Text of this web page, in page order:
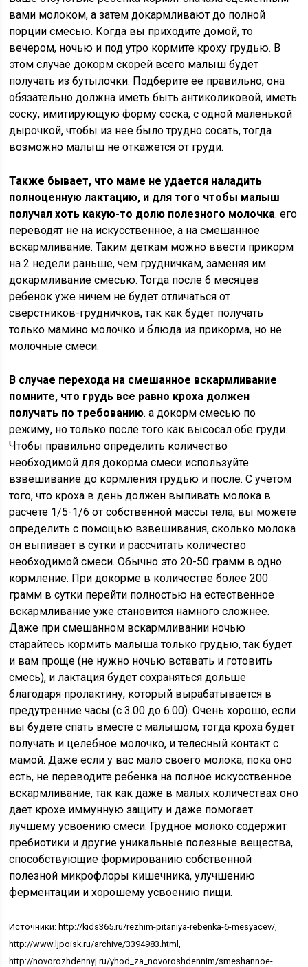
вами молоком, а затем докармливают до полной
порции смесью. Когда вы приходите домой, то
вечером, ночью и под утро кормите кроху грудью. В
этом случае докорм скорей всего малыш будет
получать из бутылочки. Подберите ее правильно, она
обязательно должна иметь быть антиколиковой, иметь
соску, имитирующую форму соска, с одной маленькой
дырочкой, чтобы из нее было трудно сосать, тогда
возможно малыш не откажется от груди.
Также бывает, что маме не удается наладить
полноценную лактацию, и для того чтобы малыш
получал хоть какую-то долю полезного молочка. его
переводят не на искусственное, а на смешанное
вскармливание. Таким деткам можно ввести прикорм
на 2 недели раньше, чем грудничкам, заменяя им
докармливание смесью. Тогда после 6 месяцев
ребенок уже ничем не будет отличаться от
сверстников-грудничков, так как будет получать
только мамино молочко и блюда из прикорма, но не
молочные смеси.
В случае перехода на смешанное вскармливание
помните, что грудь все равно кроха должен
получать по требованию. а докорм смесью по
режиму, но только после того как высосал обе груди.
Чтобы правильно определить количество
необходимой для докорма смеси используйте
взвешивание до кормления грудью и после. С учетом
того, что кроха в день должен выпивать молока в
расчете 1/5-1/6 от собственной массы тела, вы можете
определить с помощью взвешивания, сколько молока
он выпивает в сутки и рассчитать количество
необходимой смеси. Обычно это 20-50 грамм в одно
кормление. При докорме в количестве более 200
грамм в сутки перейти полностью на естественное
вскармливание уже становится намного сложнее.
Даже при смешанном вскармливании ночью
старайтесь кормить малыша только грудью, так будет
и вам проще (не нужно ночью вставать и готовить
смесь), и лактация будет сохраняться дольше
благодаря пролактину, который вырабатывается в
предутренние часы (с 3.00 до 6.00). Очень хорошо, если
вы будете спать вместе с малышом, тогда кроха будет
получать и целебное молочко, и телесный контакт с
мамой. Даже если у вас мало своего молока, пока оно
есть, не переводите ребенка на полное искусственное
вскармливание, так как даже в малых количествах оно
дает крохе иммунную защиту и даже помогает
лучшему усвоению смеси. Грудное молоко содержит
пребиотики и другие уникальные полезные вещества,
способствующие формированию собственной
полезной микрофлоры кишечника, улучшению
ферментации и хорошему усвоению пищи.
Источники: http://kids365.ru/rezhim-pitaniya-rebenka-6-mesyacev/,
http://www.ljpoisk.ru/archive/3394983.html,
http://novorozhdennyj.ru/yhod_za_novoroshdennim/smeshannoe-